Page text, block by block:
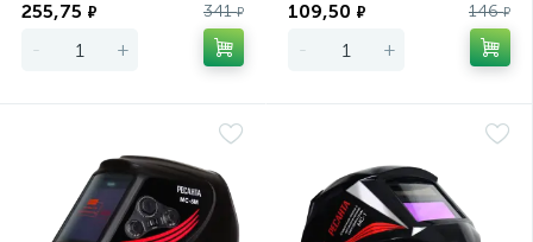
255,75 ₽ 341₽
- +
109,50 ₽ 146₽
- +